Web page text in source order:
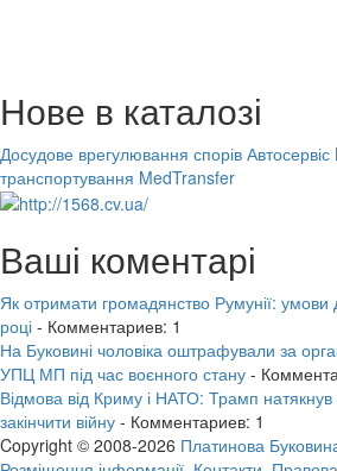
Нове в каталозі
Досудове врегулювання спорів
транспортування MedTransfer
Ваші коментарі
Як отримати громадянство Румунії:
році - Комментариев: 1
На Буковині чоловіка оштрафували за
УПЦ МП під час воєнного стану -
Відмова від Криму і НАТО: Трамп
закінчити війну - Комментариев: 1
Copyright © 2008-2026 Платинова